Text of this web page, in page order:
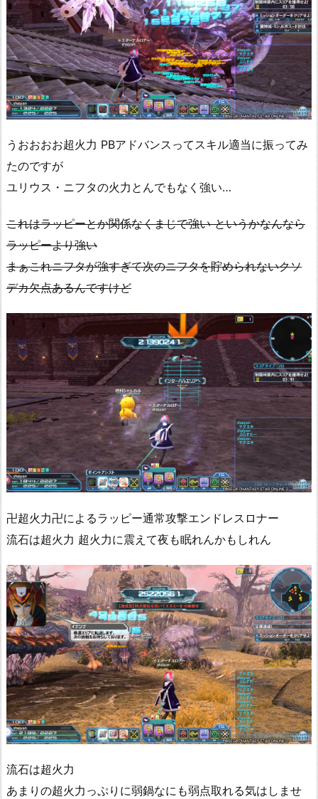
うおおおお超火力 PBアドバンスってスキル適当に振ってみ
たのですが
ユリウス・ニフタの火力とんでもなく強い…
これはラッピーとか関係なくまじで強い というかなんなら
ラッピーより強い
まぁこれニフタが強すぎて次のニフタを貯められないクソ
デカ欠点あるんですけど
卍超火力卍によるラッピー通常攻撃エンドレスロナー
流石は超火力 超火力に震えて夜も眠れんかもしれん
流石は超火力
あまりの超火力っぷりに弱鍋なにも弱点取れる気はしませ